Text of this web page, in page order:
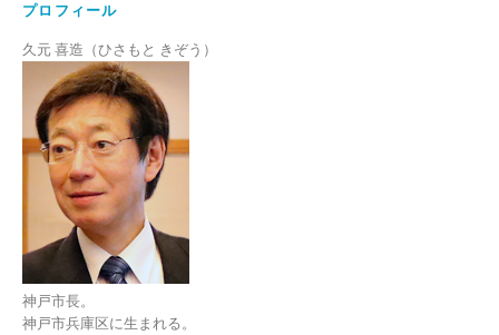
プロフィール
久元 喜造（ひさもと きぞう）
神戸市長。
神戸市兵庫区に生まれる。